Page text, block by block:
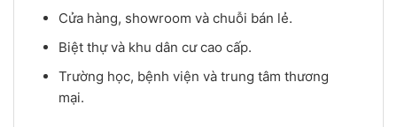
Cửa hàng, showroom và chuỗi bán lẻ.
Biệt thự và khu dân cư cao cấp.
Trường học, bệnh viện và trung tâm thương
mại.